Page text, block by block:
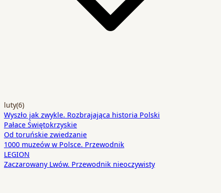
luty(6)
Wyszło jak zwykle. Rozbrajająca historia Polski
Pałace Świętokrzyskie
Od toruńskie zwiedzanie
1000 muzeów w Polsce. Przewodnik
LEGION
Zaczarowany Lwów. Przewodnik nieoczywisty